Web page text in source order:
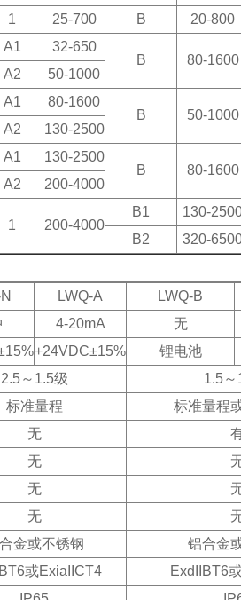
1 25-700 B 20-800
A1
32-650
B
80-1600
A2 50-1000
A1
80-1600
B
50-1000
A2 130-2500
A1
130-2500
B
80-1600
A2 200-4000
1 200-4000
B1
130-
B2
320-
LWQ-A
LWQ-B
4-20mA
无
+24VDC±15%
锂电池
2.5～1.5级 1.5
标准量程
标准量程
无
无
无
无
金或不锈钢
铝合金
或ExiaIICT4 ExdIIBT6